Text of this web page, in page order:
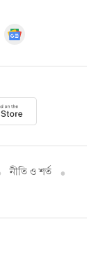
নীতি ও শর্ত